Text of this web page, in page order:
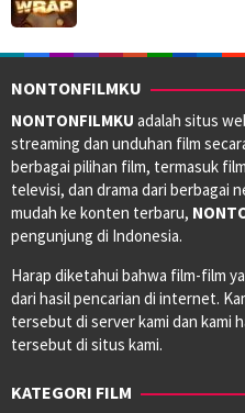
NONTONFILMKU
NONTONFILMKU adalah situs
streaming dan unduhan film
berbagai pilihan film, termasuk
televisi, dan drama dari berbagai
mudah ke konten terbaru,
pengunjung di Indonesia.
Harap diketahui bahwa film-film
dari hasil pencarian di internet.
tersebut di server kami dan kami
tersebut di situs kami.
KATEGORI FILM